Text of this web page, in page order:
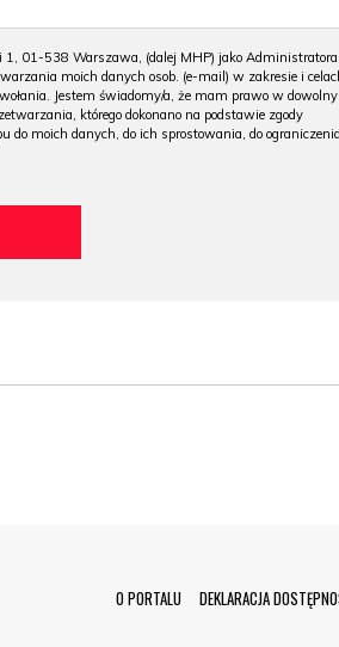
01-538 Warszawa, (dalej MHP) jako Administratora
moich danych osob. (e-mail) w zakresie i
Jestem świadomy/a, że mam prawo w
którego dokonano na podstawie zgody
do moich danych, do ich sprostowania, do
Menu Footer
O PORTALU DEKLARACJA